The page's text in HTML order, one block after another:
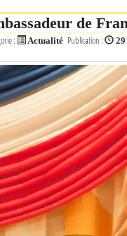
de
: Actualité Publication :